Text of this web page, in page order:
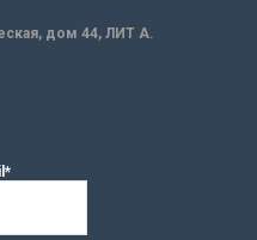
дом 44, ЛИТ А.